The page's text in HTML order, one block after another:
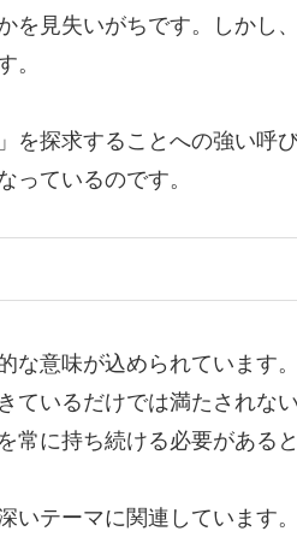
を見失いがちです。しかし
。
探求することへの強い呼
っているのです。
な意味が込められています。
ているだけでは満たされな
常に持ち続ける必要がある
テーマに関連しています